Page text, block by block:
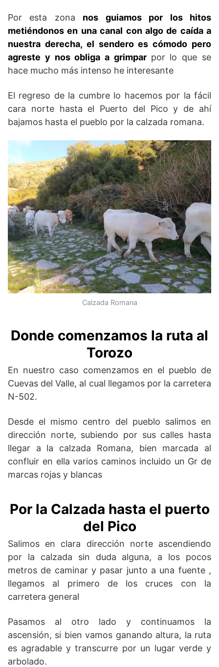
Por esta zona nos guiamos por los hitos
metiéndonos en una canal con algo de caída a
nuestra derecha, el sendero es cómodo pero
agreste y nos obliga a grimpar por lo que se
hace mucho más intenso he interesante
El regreso de la cumbre lo hacemos por la fácil
cara norte hasta el Puerto del Pico y de ahí
bajamos hasta el pueblo por la calzada romana.
Calzada Romana
Donde comenzamos la ruta al
Torozo
En nuestro caso comenzamos en el pueblo de
Cuevas del Valle, al cual llegamos por la carretera
N-502.
Desde el mismo centro del pueblo salimos en
dirección norte, subiendo por sus calles hasta
llegar a la calzada Romana, bien marcada al
confluir en ella varios caminos incluido un Gr de
marcas rojas y blancas
Por la Calzada hasta el puerto
del Pico
Salimos en clara dirección norte ascendiendo
por la calzada sin duda alguna, a los pocos
metros de caminar y pasar junto a una fuente ,
llegamos al primero de los cruces con la
carretera general
Pasamos al otro lado y continuamos la
ascensión, si bien vamos ganando altura, la ruta
es agradable y transcurre por un lugar verde y
arbolado.